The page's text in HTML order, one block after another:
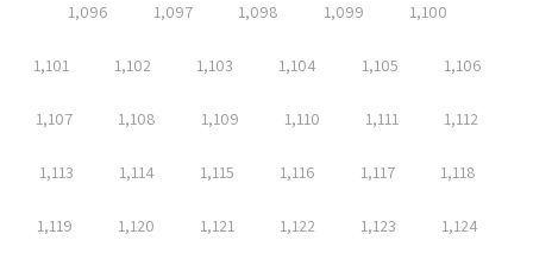
1,096 1,097 1,098 1,099 1,100
1,101 1,102 1,103 1,104 1,105 1,106
1,107 1,108 1,109 1,110 1,111 1,112
1,113 1,114 1,115 1,116 1,117 1,118
1,119 1,120 1,121 1,122 1,123 1,124